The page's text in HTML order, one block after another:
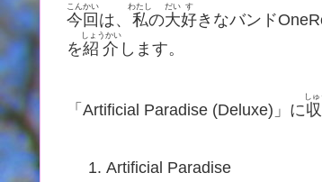
今回
こんかい
は、 私
わたし
の大
だい
好
す
きなバンド
を紹介
しょうかい
します。
「Artificial Paradise (Deluxe)」に
しゅ
Artificial Paradise